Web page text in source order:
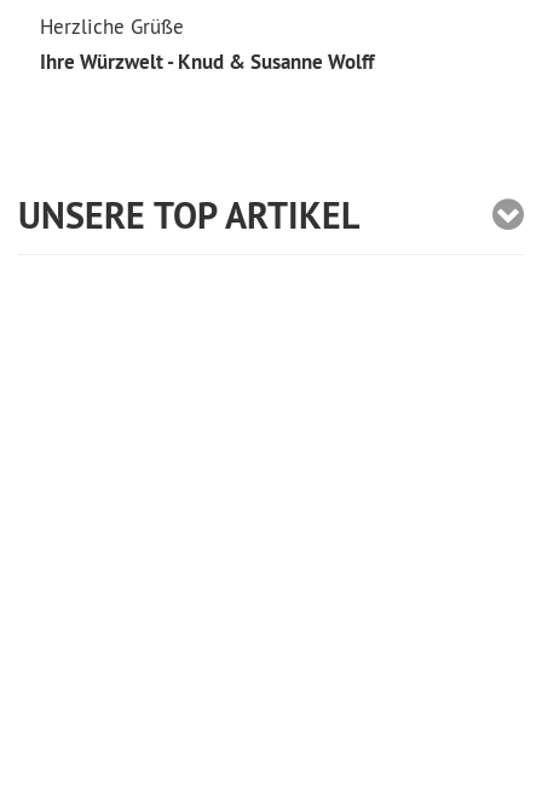
Herzliche Grüße
Ihre Würzwelt - Knud & Susanne Wolff
UNSERE TOP ARTIKEL